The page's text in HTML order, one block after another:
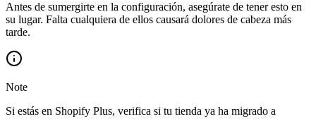
Antes de sumergirte en la configuración, asegúrate de tener esto en
su lugar. Falta cualquiera de ellos causará dolores de cabeza más
tarde.
Note
Si estás en Shopify Plus, verifica si tu tienda ya ha migrado a